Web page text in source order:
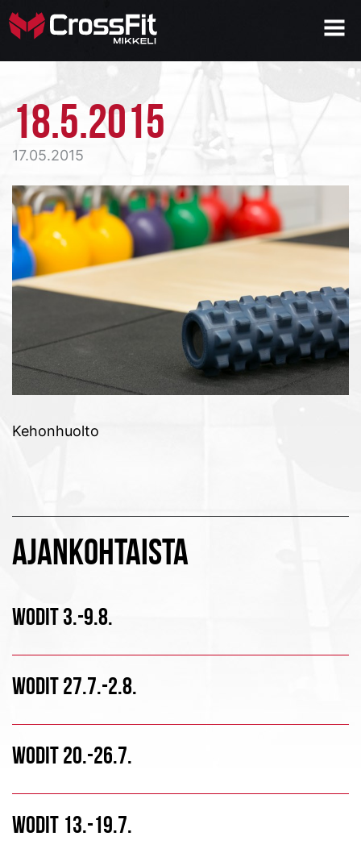
18.5.2015
17.05.2015
Kehonhuolto
AJANKOHTAISTA
WODIT 3.-9.8.
WODIT 27.7.-2.8.
WODIT 20.-26.7.
WODIT 13.-19.7.